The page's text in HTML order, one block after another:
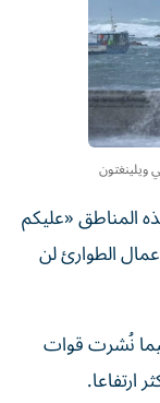
المناطق «عليكم
الطوارئ لن
فيما نُشرت قوات
ارتفاعا.